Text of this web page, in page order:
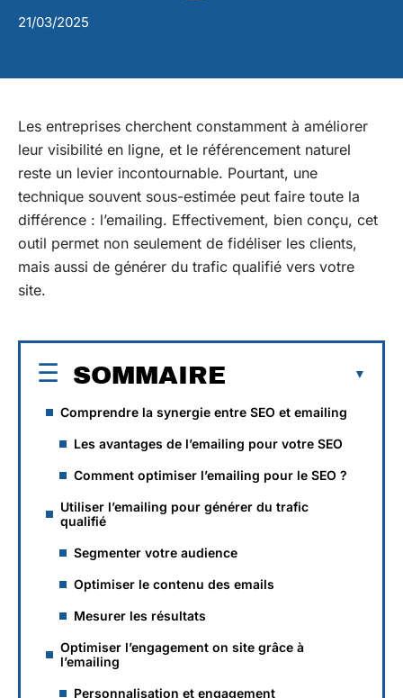
21/03/2025
Les entreprises cherchent constamment à améliorer
leur visibilité en ligne, et le référencement naturel
reste un levier incontournable. Pourtant, une
technique souvent sous-estimée peut faire toute la
différence : l’emailing. Effectivement, bien conçu, cet
outil permet non seulement de fidéliser les clients,
mais aussi de générer du trafic qualifié vers votre
site.
SOMMAIRE
Comprendre la synergie entre SEO et emailing
Les avantages de l’emailing pour votre SEO
Comment optimiser l’emailing pour le SEO ?
Utiliser l’emailing pour générer du trafic
qualifié
Segmenter votre audience
Optimiser le contenu des emails
Mesurer les résultats
Optimiser l’engagement on site grâce à
l’emailing
Personnalisation et engagement